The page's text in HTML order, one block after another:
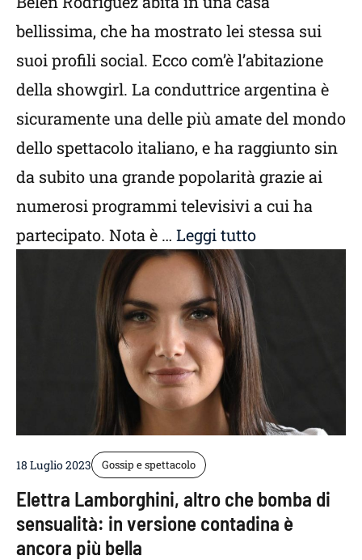
bellissima, che ha mostrato lei stessa sui
suoi profili social. Ecco com’è l’abitazione
della showgirl. La conduttrice argentina è
sicuramente una delle più amate del mondo
dello spettacolo italiano, e ha raggiunto sin
da subito una grande popolarità grazie ai
numerosi programmi televisivi a cui ha
partecipato. Nota è … Leggi tutto
18 Luglio 2023 Gossip e spettacolo
Elettra Lamborghini, altro che bomba di
sensualità: in versione contadina è
ancora più bella